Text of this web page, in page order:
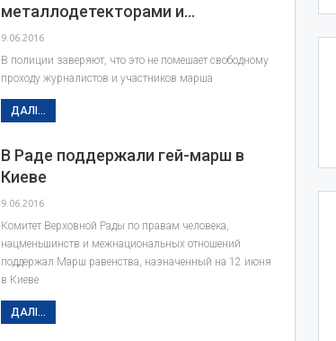
металлодетекторами и…
9.06.2016
В полиции заверяют, что это не помешает свободному
проходу журналистов и участников марша
ДАЛІ...
В Раде поддержали гей-марш в
Киеве
9.06.2016
Комитет Верховной Рады по правам человека,
нацменьшинств и межнациональных отношений
поддержал Марш равенства, назначенный на 12 июня
в Киеве
ДАЛІ...